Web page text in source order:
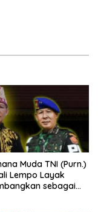
Muda TNI (Purn.)
Lempo Layak
sebagai